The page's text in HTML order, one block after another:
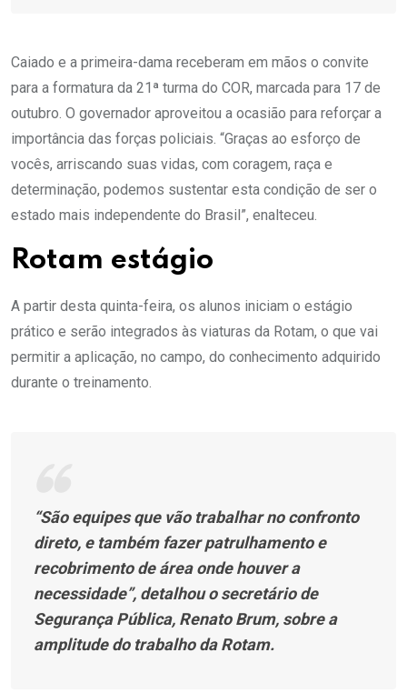
Caiado e a primeira-dama receberam em mãos o convite
para a formatura da 21ª turma do COR, marcada para 17 de
outubro. O governador aproveitou a ocasião para reforçar a
importância das forças policiais. “Graças ao esforço de
vocês, arriscando suas vidas, com coragem, raça e
determinação, podemos sustentar esta condição de ser o
estado mais independente do Brasil”, enalteceu.
Rotam estágio
A partir desta quinta-feira, os alunos iniciam o estágio
prático e serão integrados às viaturas da Rotam, o que vai
permitir a aplicação, no campo, do conhecimento adquirido
durante o treinamento.
“São equipes que vão trabalhar no confronto
direto, e também fazer patrulhamento e
recobrimento de área onde houver a
necessidade”, detalhou o secretário de
Segurança Pública, Renato Brum, sobre a
amplitude do trabalho da Rotam.